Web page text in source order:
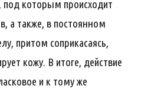
под которым происходит
а также, в постоянном
притом соприкасаясь,
кожу. В итоге, действие
и к тому же